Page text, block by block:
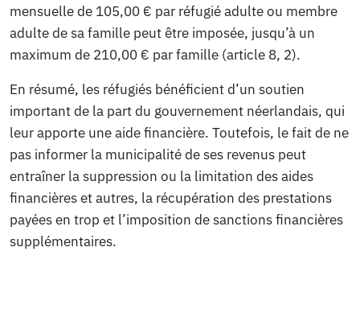
mensuelle de 105,00 € par réfugié adulte ou membre
adulte de sa famille peut être imposée, jusqu’à un
maximum de 210,00 € par famille (article 8, 2).
En résumé, les réfugiés bénéficient d’un soutien
important de la part du gouvernement néerlandais, qui
leur apporte une aide financière. Toutefois, le fait de ne
pas informer la municipalité de ses revenus peut
entraîner la suppression ou la limitation des aides
financières et autres, la récupération des prestations
payées en trop et l’imposition de sanctions financières
supplémentaires.